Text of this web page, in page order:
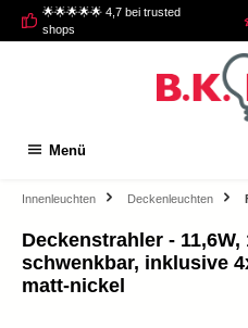
springen
🌟🌟🌟🌟🌟 4,7 bei trusted
shops
Menü
Innenleuchten Deckenleuchten
Deckenstrahler - 11,6W,
schwenkbar, inklusive
matt-nickel